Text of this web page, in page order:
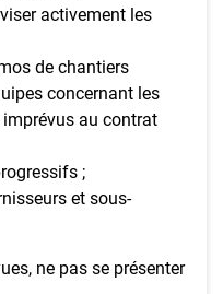
activement les
de chantiers
concernant les
au contrat
;
et sous-
ne pas se présenter